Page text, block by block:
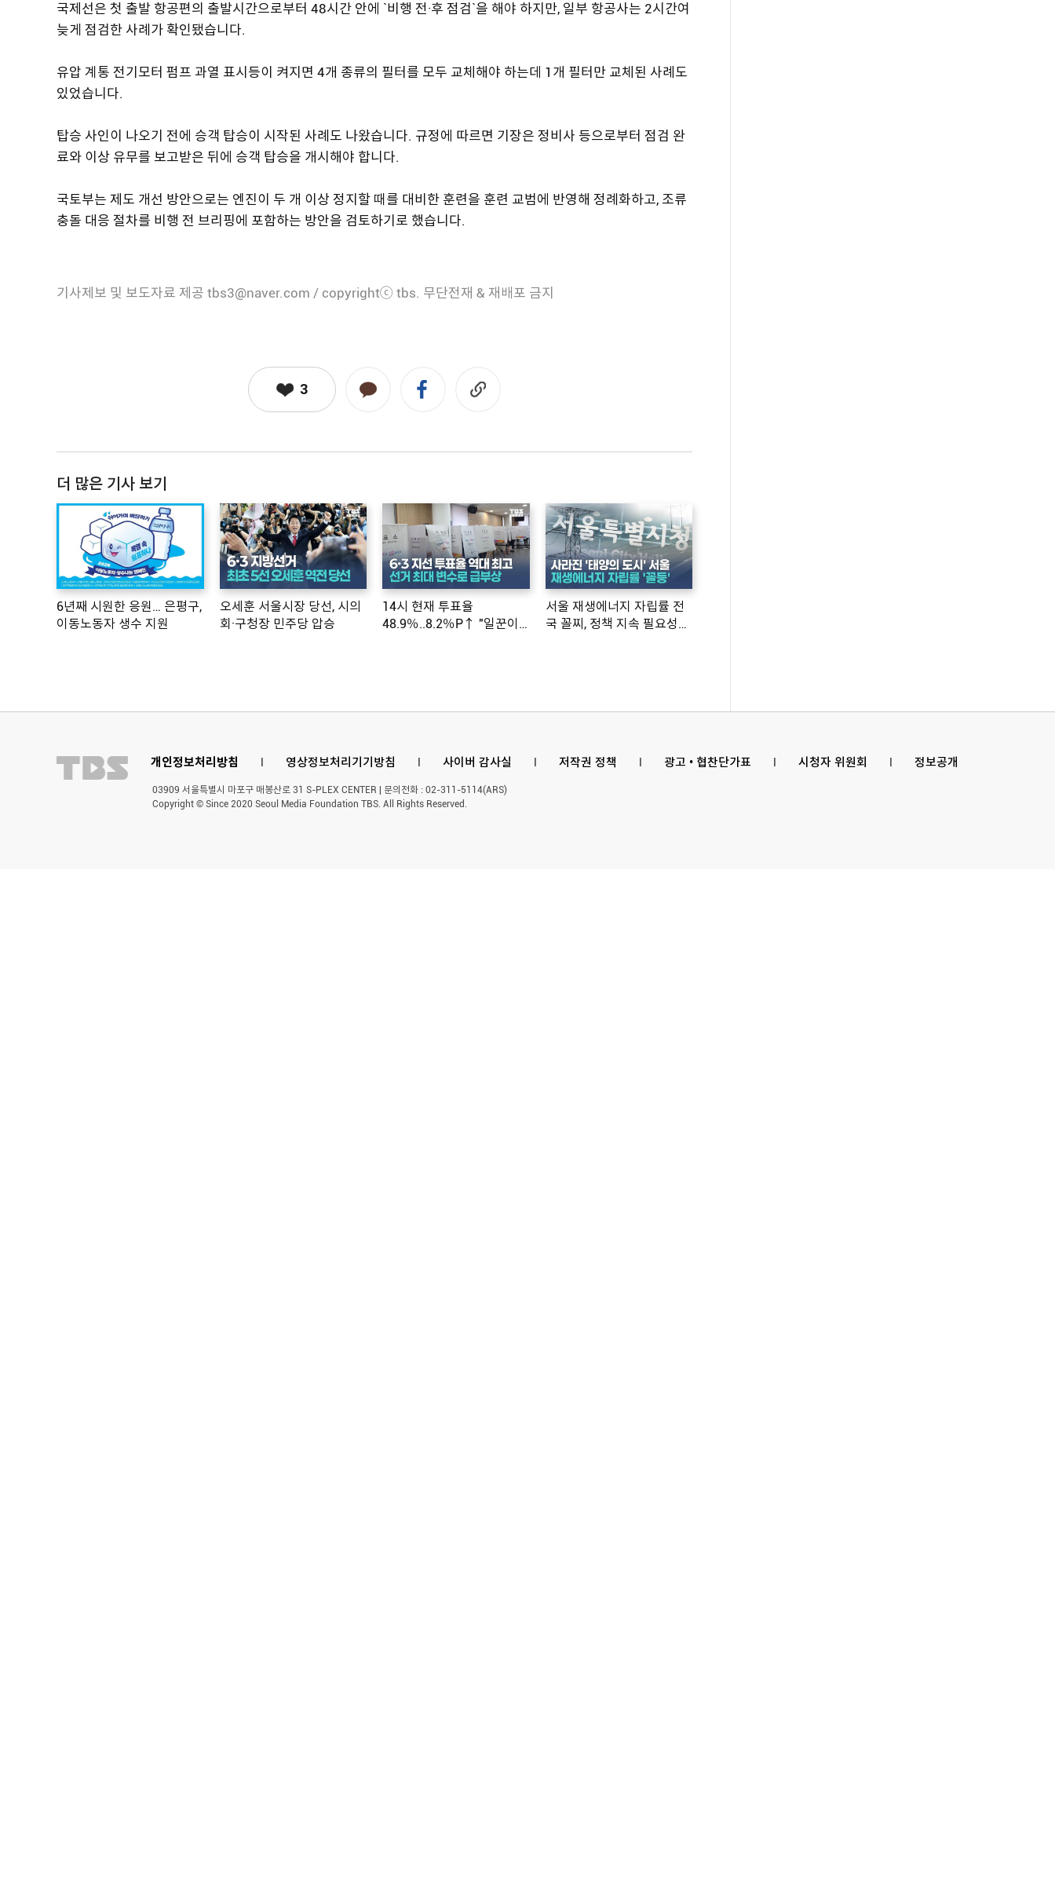
국제선은 첫 출발 항공편의 출발시간으로부터 48시간 안에 `비행 전·후 점검`을 해야 하지만, 일부 항공사는 2시간여
늦게 점검한 사례가 확인됐습니다.
유압 계통 전기모터 펌프 과열 표시등이 켜지면 4개 종류의 필터를 모두 교체해야 하는데 1개 필터만 교체된 사례도
있었습니다.
탑승 사인이 나오기 전에 승객 탑승이 시작된 사례도 나왔습니다. 규정에 따르면 기장은 정비사 등으로부터 점검 완
료와 이상 유무를 보고받은 뒤에 승객 탑승을 개시해야 합니다.
국토부는 제도 개선 방안으로는 엔진이 두 개 이상 정지할 때를 대비한 훈련을 훈련 교범에 반영해 정례화하고, 조류
충돌 대응 절차를 비행 전 브리핑에 포함하는 방안을 검토하기로 했습니다.
기사제보 및 보도자료 제공 tbs3@naver.com / copyrightⓒ tbs. 무단전재 & 재배포 금지
3
더 많은 기사 보기
6년째 시원한 응원… 은평구,
이동노동자 생수 지원
오세훈 서울시장 당선, 시의
회·구청장 민주당 압승
14시 현재 투표율
48.9％..8.2％P↑ "일꾼이
서울 재생에너지 자립률 전
국 꼴찌, 정책 지속 필요성
개인정보처리방침 l 영상정보처리기기방침 l 사이버 감사실 l 저작권 정책 l 광고 • 협찬단가표 l 시청자 위원회 l 정보공개
03909 서울특별시 마포구 매봉산로 31 S-PLEX CENTER | 문의전화 : 02-311-5114(ARS)
Copyright © Since 2020 Seoul Media Foundation TBS. All Rights Reserved.